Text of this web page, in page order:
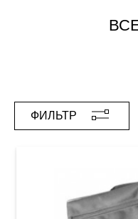
ФИЛЬТР